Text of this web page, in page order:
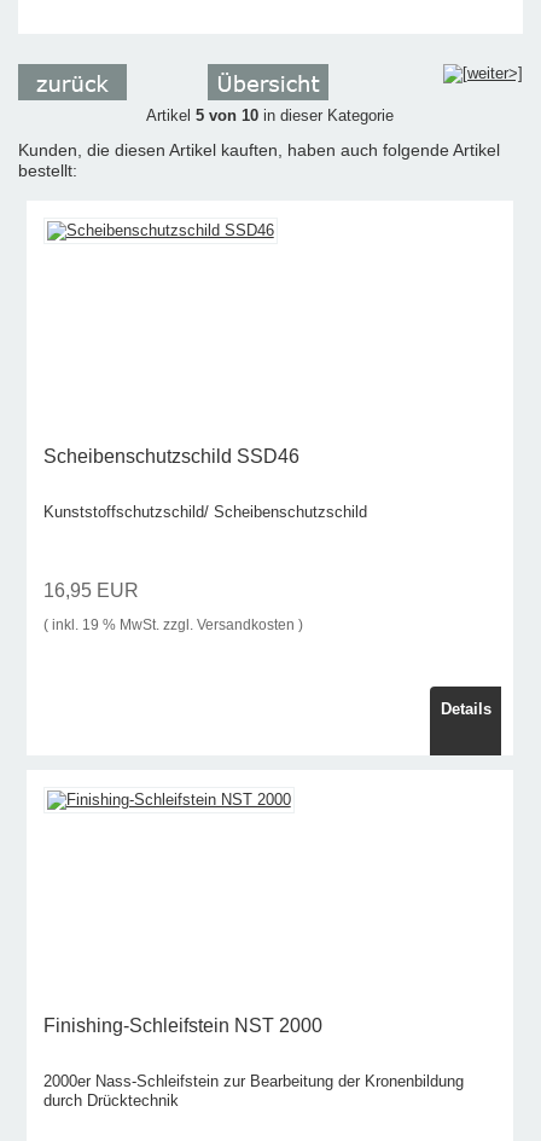
Artikel5 von 10 in dieser Kategorie
Kunden, die diesen Artikel kauften, haben auch folgende Artikel
bestellt:
Scheibenschutzschild SSD46
Kunststoffschutzschild/ Scheibenschutzschild
16,95 EUR
( inkl. 19 % MwSt. zzgl. Versandkosten )
Details
Finishing-Schleifstein NST 2000
2000er Nass-Schleifstein zur Bearbeitung der Kronenbildung
durch Drücktechnik